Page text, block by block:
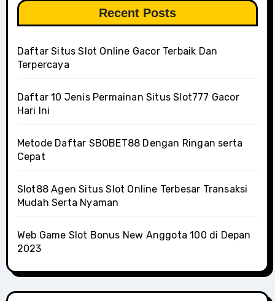
Recent Posts
Daftar Situs Slot Online Gacor Terbaik Dan
Terpercaya
Daftar 10 Jenis Permainan Situs Slot777 Gacor
Hari Ini
Metode Daftar SBOBET88 Dengan Ringan serta
Cepat
Slot88 Agen Situs Slot Online Terbesar Transaksi
Mudah Serta Nyaman
Web Game Slot Bonus New Anggota 100 di Depan
2023